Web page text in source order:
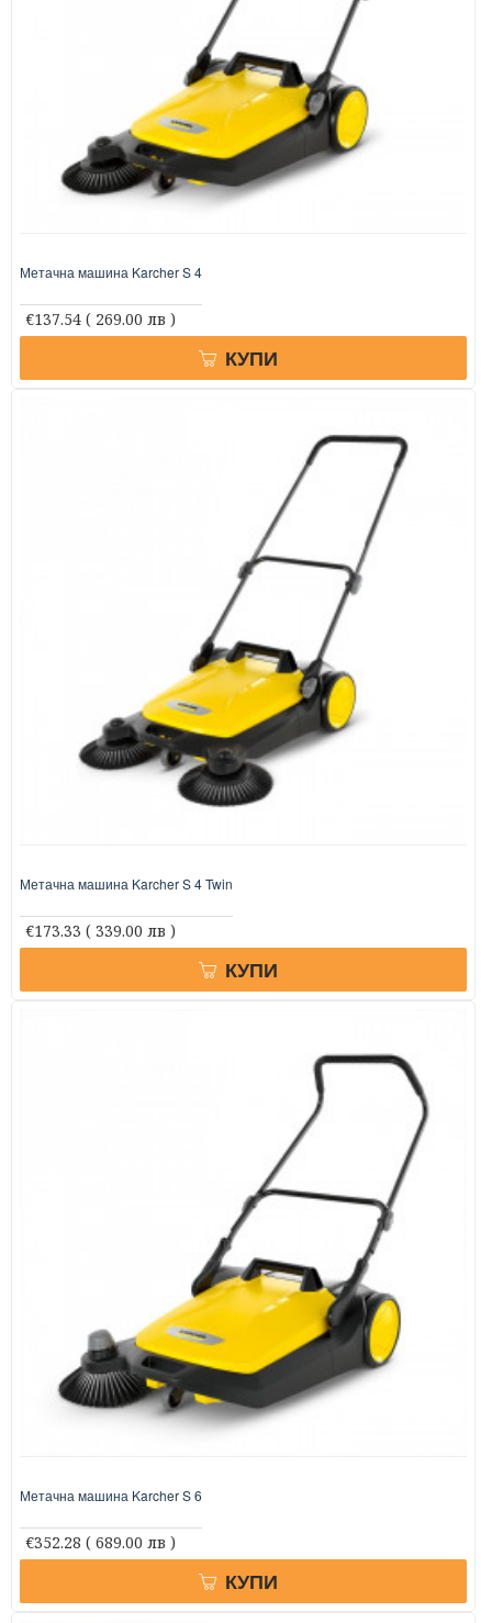
Метачна машина Karcher S 4
€137.54 ( 269.00 лв )
КУПИ
Метачна машина Karcher S 4 Twin
€173.33 ( 339.00 лв )
КУПИ
Метачна машина Karcher S 6
€352.28 ( 689.00 лв )
КУПИ